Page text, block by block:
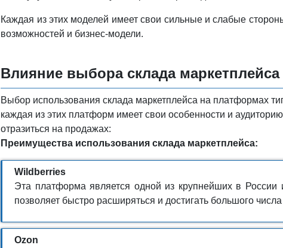
Каждая из этих моделей имеет свои сильные и слабые
возможностей и бизнес-модели.
Влияние выбора склада
Выбор использования склада маркетплейса на платформах
каждая из этих платформ имеет свои особенности и
отразиться на продажах:
Преимущества использования склада маркетплейса:
Wildberries
Эта платформа является одной из крупнейших в России
позволяет быстро расширяться и достигать большого
Ozon